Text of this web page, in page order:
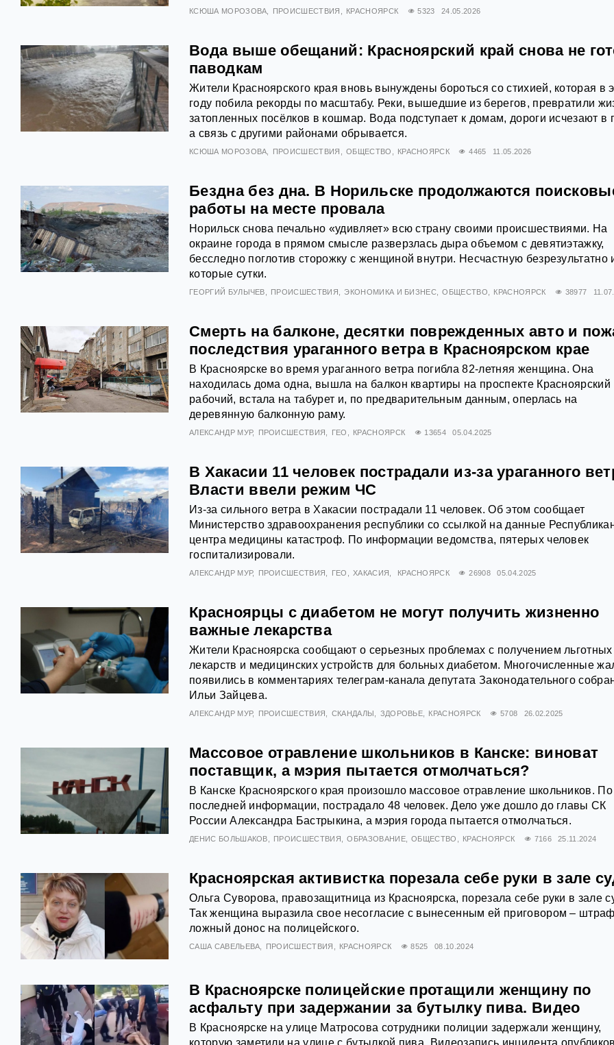
КСЮША МОРОЗОВА ПРОИСШЕСТВИЯ КРАСНОЯРСК 5323 24.05.2026
Вода выше обещаний: Красноярский край снова не
паводкам
Жители Красноярского края вновь вынуждены бороться со стихией, которая в
году побила рекорды по масштабу. Реки, вышедшие из берегов, превратили
затопленных посёлков в кошмар. Вода подступает к домам, дороги исчезают в
а связь с другими районами обрывается.
КСЮША МОРОЗОВА ПРОИСШЕСТВИЯ ОБЩЕСТВО КРАСНОЯРСК 4465 11.05.2026
Бездна без дна. В Норильске продолжаются
работы на месте провала
Норильск снова печально «удивляет» всю страну своими происшествиями. На
окраине города в прямом смысле разверзлась дыра объемом с девятиэтажку,
бесследно поглотив сторожку с женщиной внутри. Несчастную безрезультатно
которые сутки.
ГЕОРГИЙ БУЛЫЧЕВ ПРОИСШЕСТВИЯ ЭКОНОМИКА И БИЗНЕС ОБЩЕСТВО КРАСНОЯРСК 38977
Смерть на балконе, десятки поврежденных авто и
последствия ураганного ветра в Красноярском крае
В Красноярске во время ураганного ветра погибла 82-летняя женщина. Она
находилась дома одна, вышла на балкон квартиры на проспекте Красноярский
рабочий, встала на табурет и, по предварительным данным, оперлась на
деревянную балконную раму.
АЛЕКСАНДР МУР ПРОИСШЕСТВИЯ ГЕО КРАСНОЯРСК 13654 05.04.2025
В Хакасии 11 человек пострадали из-за ураганного
Власти ввели режим ЧС
Из-за сильного ветра в Хакасии пострадали 11 человек. Об этом сообщает
Министерство здравоохранения республики со ссылкой на данные
центра медицины катастроф. По информации ведомства, пятерых человек
госпитализировали.
АЛЕКСАНДР МУР ПРОИСШЕСТВИЯ ГЕО ХАКАСИЯ КРАСНОЯРСК 26908 05.04.2025
Красноярцы с диабетом не могут получить жизненно
важные лекарства
Жители Красноярска сообщают о серьезных проблемах с получением льготных
лекарств и медицинских устройств для больных диабетом. Многочисленные
появились в комментариях телеграм-канала депутата Законодательного
Ильи Зайцева.
АЛЕКСАНДР МУР ПРОИСШЕСТВИЯ СКАНДАЛЫ ЗДОРОВЬЕ КРАСНОЯРСК 5708 26.02.2025
Массовое отравление школьников в Канске: виноват
поставщик, а мэрия пытается отмолчаться?
В Канске Красноярского края произошло массовое отравление школьников. По
последней информации, пострадало 48 человек. Дело уже дошло до главы СК
России Александра Бастрыкина, а мэрия города пытается отмолчаться.
ДЕНИС БОЛЬШАКОВ ПРОИСШЕСТВИЯ ОБРАЗОВАНИЕ ОБЩЕСТВО КРАСНОЯРСК 7166 25.11.2024
Красноярская активистка порезала себе руки в зале
Ольга Суворова, правозащитница из Красноярска, порезала себе руки в зале
Так женщина выразила свое несогласие с вынесенным ей приговором –
ложный донос на полицейского.
САША САВЕЛЬЕВА ПРОИСШЕСТВИЯ КРАСНОЯРСК 8525 08.10.2024
В Красноярске полицейские протащили женщину по
асфальту при задержании за бутылку пива. Видео
В Красноярске на улице Матросова сотрудники полиции задержали женщину,
которую заметили на улице с бутылкой пива. Видеозапись инцидента